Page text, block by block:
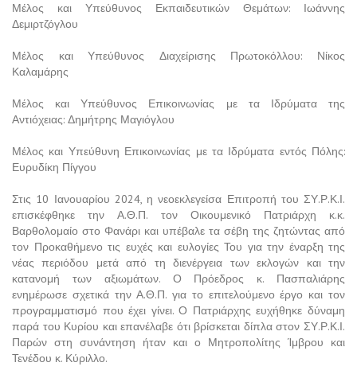
Μέλος και Υπεύθυνος Εκπαιδευτικών Θεμάτων: Ιωάννης
Δεμιρτζόγλου
Μέλος και Υπεύθυνος Διαχείρισης Πρωτοκόλλου: Νίκος
Καλαμάρης
Μέλος και Υπεύθυνος Επικοινωνίας με τα Ιδρύματα της
Αντιόχειας: Δημήτρης Μαγιόγλου
Μέλος και Υπεύθυνη Επικοινωνίας με τα Ιδρύματα εντός Πόλης:
Ευρυδίκη Πίγγου
Στις 10 Ιανουαρίου 2024, η νεοεκλεγείσα Επιτροπή του ΣΥ.Ρ.Κ.Ι.
επισκέφθηκε την Α.Θ.Π. τον Οικουμενικό Πατριάρχη κ.κ.
Βαρθολομαίο στο Φανάρι και υπέβαλε τα σέβη της ζητώντας από
τον Προκαθήμενο τις ευχές και ευλογίες Του για την έναρξη της
νέας περιόδου μετά από τη διενέργεια των εκλογών και την
κατανομή των αξιωμάτων. Ο Πρόεδρος κ. Πασπαλιάρης
ενημέρωσε σχετικά την Α.Θ.Π. για το επιτελούμενο έργο και τον
προγραμματισμό που έχει γίνει. Ο Πατριάρχης ευχήθηκε δύναμη
παρά του Κυρίου και επανέλαβε ότι βρίσκεται δίπλα στον ΣΥ.Ρ.Κ.Ι.
Παρών στη συνάντηση ήταν και ο Μητροπολίτης Ίμβρου και
Τενέδου κ. Κύριλλο.